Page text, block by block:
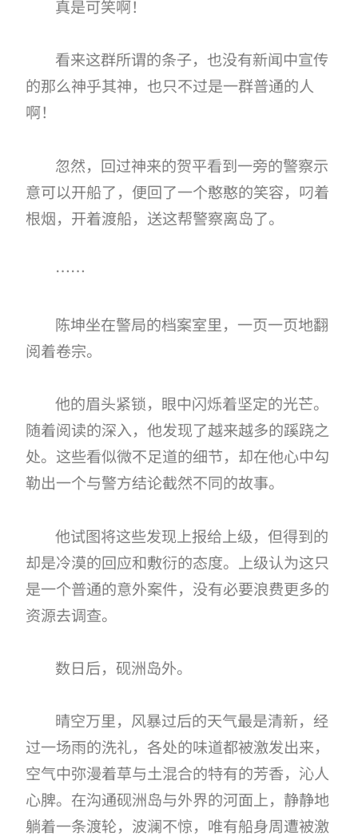
真是可笑啊！
看来这群所谓的条子，也没有新闻中宣传
的那么神乎其神，也只不过是一群普通的人
啊！
忽然，回过神来的贺平看到一旁的警察示
意可以开船了，便回了一个憨憨的笑容，叼着
根烟，开着渡船，送这帮警察离岛了。
……
陈坤坐在警局的档案室里，一页一页地翻
阅着卷宗。
他的眉头紧锁，眼中闪烁着坚定的光芒。
随着阅读的深入，他发现了越来越多的蹊跷之
处。这些看似微不足道的细节，却在他心中勾
勒出一个与警方结论截然不同的故事。
他试图将这些发现上报给上级，但得到的
却是冷漠的回应和敷衍的态度。上级认为这只
是一个普通的意外案件，没有必要浪费更多的
资源去调查。
数日后，砚洲岛外。
晴空万里，风暴过后的天气最是清新，经
过一场雨的洗礼，各处的味道都被激发出来，
空气中弥漫着草与土混合的特有的芳香，沁人
心脾。在沟通砚洲岛与外界的河面上，静静地
躺着一条渡轮，波澜不惊，唯有船身周遭被激